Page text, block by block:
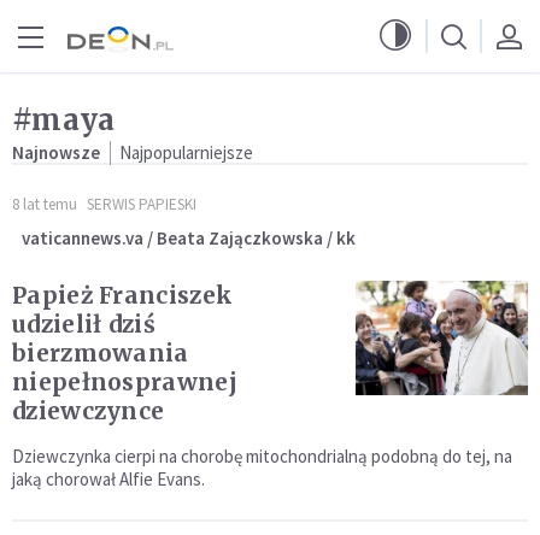
#maya
Najnowsze Najpopularniejsze
8 lat temu SERWIS PAPIESKI
vaticannews.va / Beata Zajączkowska / kk
Papież Franciszek
udzielił dziś
bierzmowania
niepełnosprawnej
dziewczynce
Dziewczynka cierpi na chorobę mitochondrialną podobną do tej, na
jaką chorował Alfie Evans.